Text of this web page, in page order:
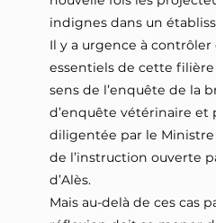
indignes dans un
Il y a urgence à
essentiels de cette filière
sens de l’enquête de la
d’enquête vétérinaire et
diligentée par le Ministre
de l’instruction ouverte
d’Alès.
Mais au-delà de ces cas